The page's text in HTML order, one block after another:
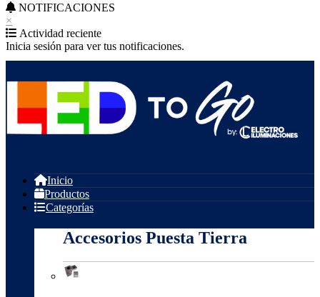
NOTIFICACIONES
×
Actividad reciente
Inicia sesión para ver tus notificaciones.
Inicio
Productos
Categorías
Accesorios Puesta Tierra